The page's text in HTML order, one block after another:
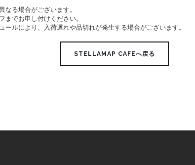
る場合がございます。
でお申し付けください。
ルにより、入荷遅れや品切れが発生する場合がございます。
STELLAMAP CAFEへ戻る